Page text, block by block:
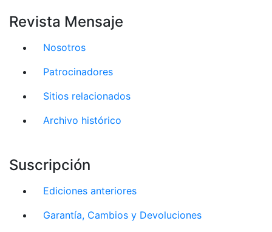
Revista Mensaje
Nosotros
Patrocinadores
Sitios relacionados
Archivo histórico
Suscripción
Ediciones anteriores
Garantía, Cambios y Devoluciones